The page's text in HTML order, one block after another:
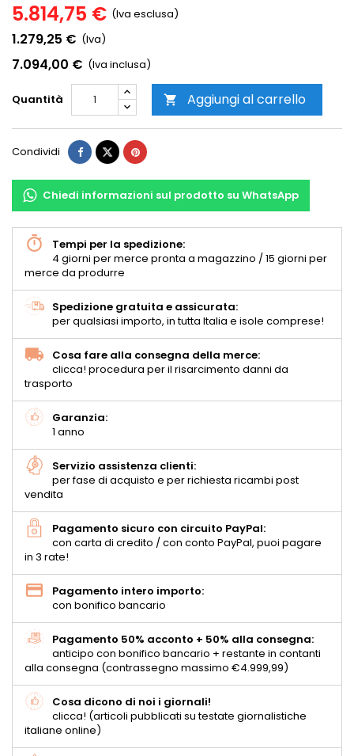
5.814,75 € (Iva esclusa)
1.279,25 € (Iva)
7.094,00 € (Iva inclusa)
Quantità  Aggiungi al carrello
Condividi
Chiedi informazioni sul prodotto su WhatsApp
Tempi per la spedizione:
4 giorni per merce pronta a magazzino / 15 giorni per
merce da produrre
Spedizione gratuita e assicurata:
per qualsiasi importo, in tutta Italia e isole comprese!
Cosa fare alla consegna della merce:
clicca! procedura per il risarcimento danni da
trasporto
Garanzia:
1 anno
Servizio assistenza clienti:
per fase di acquisto e per richiesta ricambi post
vendita
Pagamento sicuro con circuito PayPal:
con carta di credito / con conto PayPal, puoi pagare
in 3 rate!
Pagamento intero importo:
con bonifico bancario
Pagamento 50% acconto + 50% alla consegna:
anticipo con bonifico bancario + restante in contanti
alla consegna (contrassegno massimo €4.999,99)
Cosa dicono di noi i giornali!
clicca! (articoli pubblicati su testate giornalistiche
italiane online)